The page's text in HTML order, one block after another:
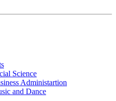
Science
Administartion
and Dance